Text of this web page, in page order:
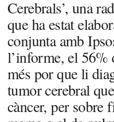
Cerebrals’, una
que ha estat
conjunta amb
l’informe, el 56%
més por que li
tumor cerebral
càncer, per sobre